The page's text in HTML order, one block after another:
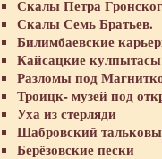
Скалы Петра
Скалы Семь Братьев.
Билимбаевские
Кайсацкие
Разломы под
Троицк- музей под
Уха из стерляди
Шабровский
Берёзовские пески